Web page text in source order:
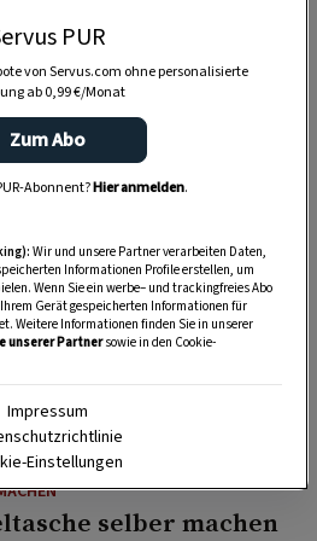
selber machen
für alle Sinne – mit
PUR
von Servus.com ohne personalisierte
ab 0,99 €/Monat
Zum Abo
Abonnent?Hier anmelden.
Wir und unsere Partner verarbeiten Daten,
Informationen Profile erstellen, um
Wenn Sie ein werbe– und trackingfreies Abo
Gerät gespeicherten Informationen für
Weitere Informationen finden Sie in unserer
unserer Partnersowie in den Cookie-
Impressum
Einstellungen